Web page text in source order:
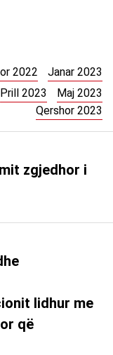
2022
Janar 2023
Prill 2023
Maj 2023
Qershor 2023
zgjedhor i
lidhur me
që